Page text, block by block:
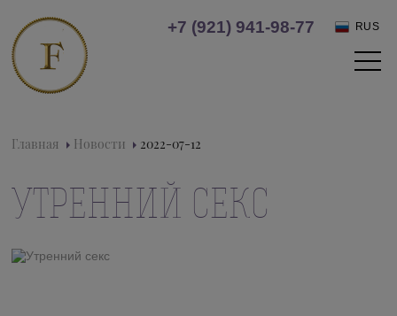
+7 (921) 941-98-77 RUS
Главная Новости 2022-07-12
УТРЕННИЙ СЕКС